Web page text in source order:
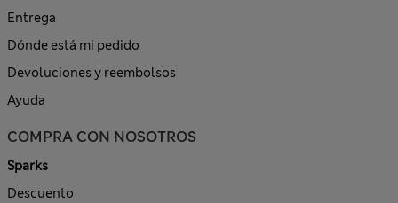
Entrega
Dónde está mi pedido
Devoluciones y reembolsos
Ayuda
COMPRA CON NOSOTROS
Sparks
Descuento